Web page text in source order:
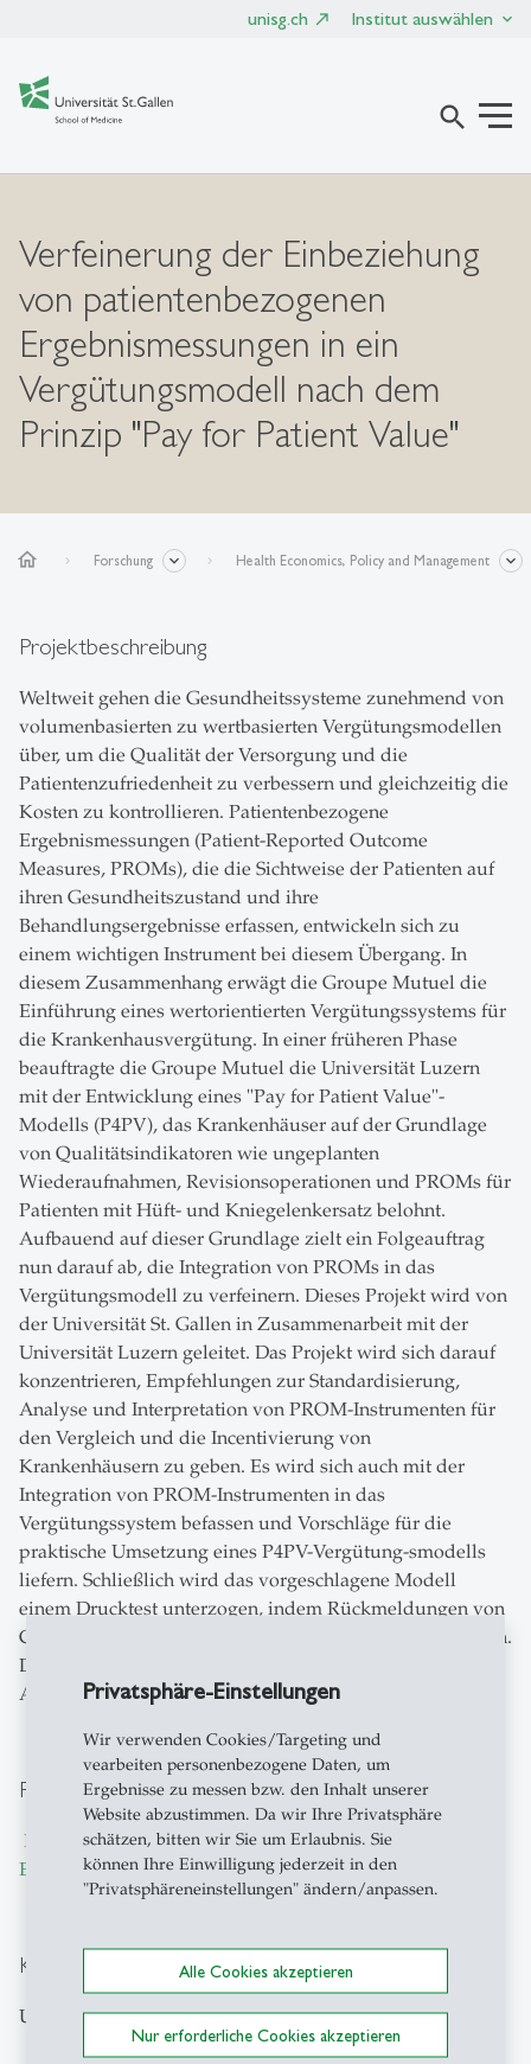
Privatsphäre-Einstellungen
Wir verwenden Cookies/Targeting und
vearbeiten personenbezogene Daten, um
Ergebnisse zu messen bzw. den Inhalt unserer
Website abzustimmen. Da wir Ihre Privatsphäre
schätzen, bitten wir Sie um Erlaubnis. Sie
können Ihre Einwilligung jederzeit in den
"Privatsphäreneinstellungen" ändern/anpassen.
Alle Cookies akzeptieren
Nur erforderliche Cookies akzeptieren
unisg.ch Institut auswählen
search
Verfeinerung der Einbeziehung
von patientenbezogenen
Ergebnismessungen in ein
Vergütungsmodell nach dem
Prinzip "Pay for Patient Value"
home Forschung Health Economics, Policy and Management
Projektbeschreibung
Weltweit gehen die Gesundheitssysteme zunehmend von
volumenbasierten zu wertbasierten Vergütungsmodellen
über, um die Qualität der Versorgung und die
Patientenzufriedenheit zu verbessern und gleichzeitig die
Kosten zu kontrollieren. Patientenbezogene
Ergebnismessungen (Patient-Reported Outcome
Measures, PROMs), die die Sichtweise der Patienten auf
ihren Gesundheitszustand und ihre
Behandlungsergebnisse erfassen, entwickeln sich zu
einem wichtigen Instrument bei diesem Übergang. In
diesem Zusammenhang erwägt die Groupe Mutuel die
Einführung eines wertorientierten Vergütungssystems für
die Krankenhausvergütung. In einer früheren Phase
beauftragte die Groupe Mutuel die Universität Luzern
mit der Entwicklung eines "Pay for Patient Value"-
Modells (P4PV), das Krankenhäuser auf der Grundlage
von Qualitätsindikatoren wie ungeplanten
Wiederaufnahmen, Revisionsoperationen und PROMs für
Patienten mit Hüft- und Kniegelenkersatz belohnt.
Aufbauend auf dieser Grundlage zielt ein Folgeauftrag
nun darauf ab, die Integration von PROMs in das
Vergütungsmodell zu verfeinern. Dieses Projekt wird von
der Universität St. Gallen in Zusammenarbeit mit der
Universität Luzern geleitet. Das Projekt wird sich darauf
konzentrieren, Empfehlungen zur Standardisierung,
Analyse und Interpretation von PROM-Instrumenten für
den Vergleich und die Incentivierung von
Krankenhäusern zu geben. Es wird sich auch mit der
Integration von PROM-Instrumenten in das
Vergütungssystem befassen und Vorschläge für die
praktische Umsetzung eines P4PV-Vergütung-smodells
liefern. Schließlich wird das vorgeschlagene Modell
einem Drucktest unterzogen, indem Rückmeldungen von
Chirurgen und Klinikern aus der Praxis eingeholt werden.
Die Erkenntnisse aus diesem Projekt werden in einem
Abschlussbericht zusammengefasst.
Projektteam
Prof. Dr. Alexander Geissler ,Dr. Justus Vogel,
Ehlig
Irene Salvi
Kooperationspartner
Universität Luzern